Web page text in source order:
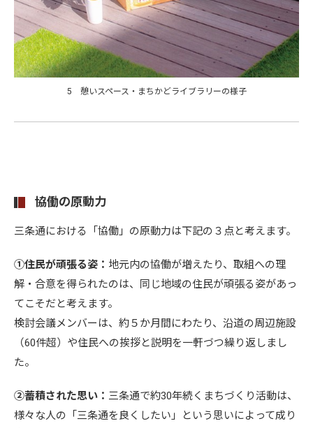
5 憩いスペース・まちかどライブラリーの様子
協働の原動力
三条通における「協働」の原動力は下記の３点と考えます。
①住民が頑張る姿： 地元内の協働が増えたり、取組への理
解・合意を得られたのは、同じ地域の住民が頑張る姿があっ
てこそだと考えます。
検討会議メンバーは、約５か月間にわたり、沿道の周辺施設
（60件超）や住民への挨拶と説明を一軒づつ繰り返しまし
た。
②蓄積された思い： 三条通で約30年続くまちづくり活動は、
様々な人の「三条通を良くしたい」という思いによって成り